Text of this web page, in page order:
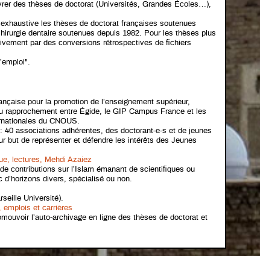
des thèses de doctorat (Universités, Grandes Écoles…),
les thèses de doctorat françaises soutenues
dentaire soutenues depuis 1982. Pour les thèses plus
par des conversions rétrospectives de fichiers
pour la promotion de l’enseignement supérieur,
rapprochement entre Égide, le GIP Campus France et les
du CNOUS.
: 40 associations adhérentes, des doctorant-e-s et de jeunes
but de représenter et défendre les intérêts des Jeunes
lectures, Mehdi Azaiez
contributions sur l’Islam émanant de scientifiques ou
d’horizons divers, spécialisé ou non.
Université).
emplois et carrières
l’auto-archivage en ligne des thèses de doctorat et